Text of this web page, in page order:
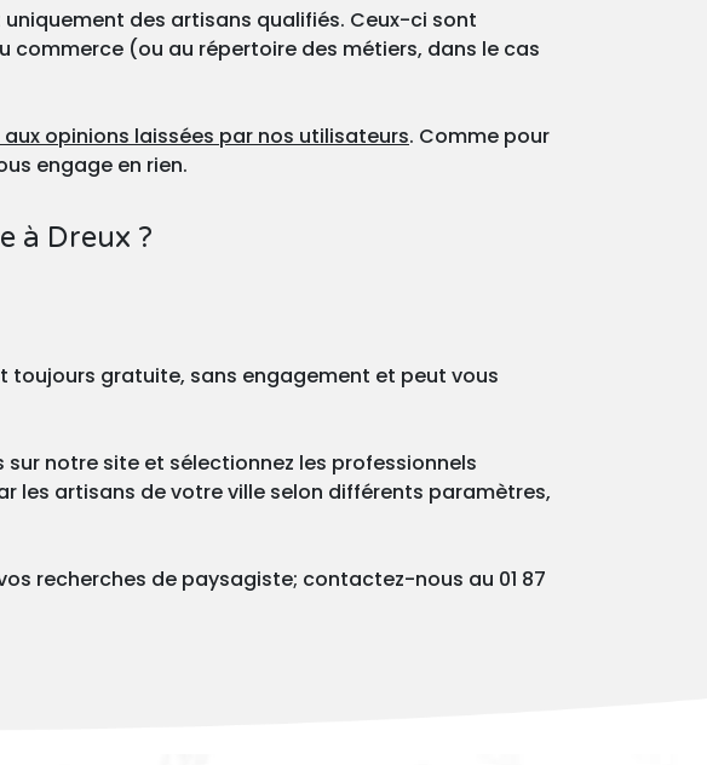
des artisans qualifiés. Ceux-ci sont
(ou au répertoire des métiers, dans le cas
opinions laissées par nos utilisateurs. Comme pour
engage en rien.
à Dreux ?
toujours gratuite, sans engagement et peut vous
notre site et sélectionnez les professionnels
les artisans de votre ville selon différents paramètres,
recherches de paysagiste; contactez-nous au 01 87